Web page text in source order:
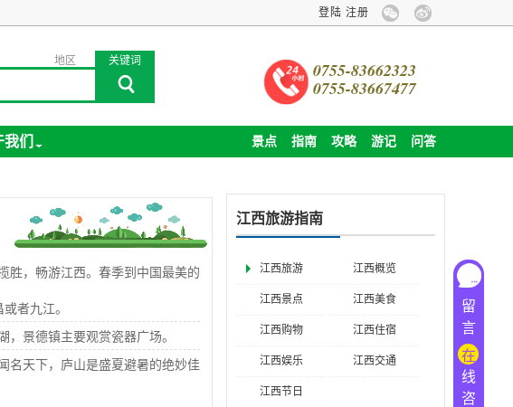
登陆 注册
关于旅游卡业务停办公告
地区 关键词
0755-83662323
0755-83667477
们 问答
游记
攻略
指南
景点
胜，畅游江西。春季到中国最美的
者九江。
景德镇主要观赏瓷器广场。
名天下，庐山是盛夏避暑的绝妙佳
江西旅游指南
江西旅游 江西概览
江西景点 江西美食
江西购物 江西住宿
江西娱乐 江西交通
江西节日
留
言
在
线
咨